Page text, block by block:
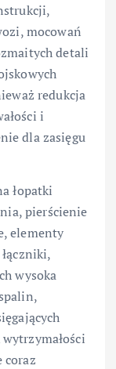
mocowań
detali
redukcja
i
dla zasięgu
łopatki
pierścienie
elementy
wysoka
coraz